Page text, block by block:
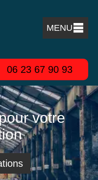
MENU
06 23 67 90 93
votre